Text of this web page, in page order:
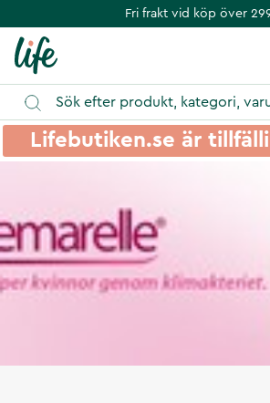
Fri frakt vid köp över
Lifebutiken.se är